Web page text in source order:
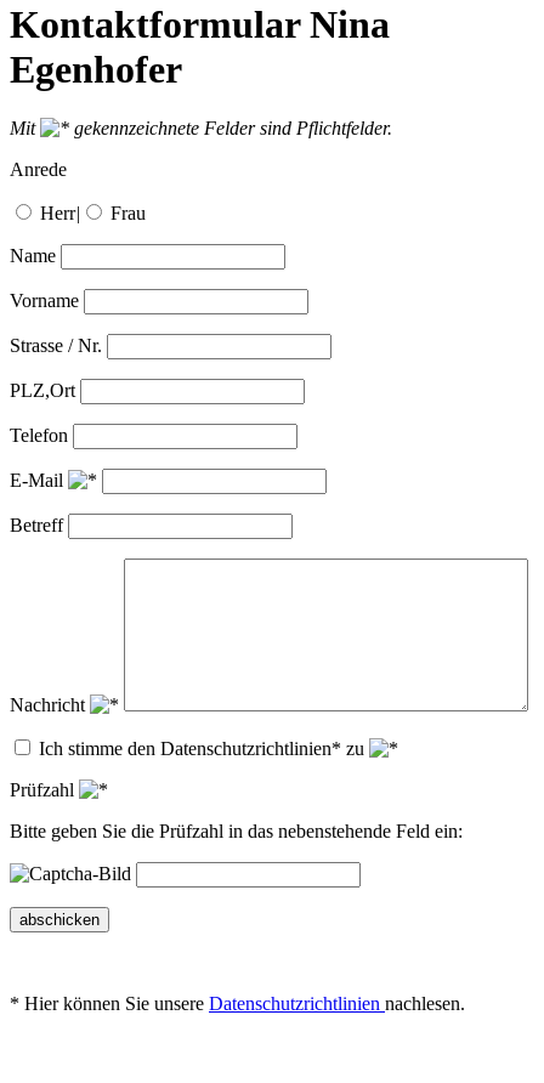
Kontaktformular Nina
Egenhofer
Mit
gekennzeichnete Felder sind Pflichtfelder.
Anrede
Herr| Frau
Name
Vorname
Strasse / Nr.
PLZ,Ort
Telefon
E-Mail
Betreff
Nachricht
Ich stimme den Datenschutzrichtlinien* zu
Prüfzahl
Bitte geben Sie die Prüfzahl in das nebenstehende Feld ein:
abschicken
* Hier können Sie unsere Datenschutzrichtlinien nachlesen.